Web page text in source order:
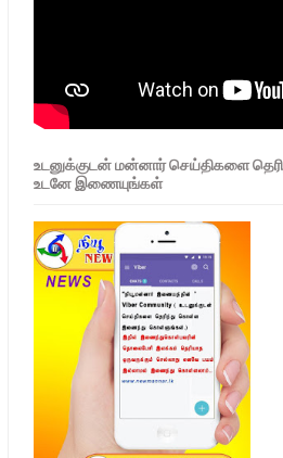
உடனுக்குடன் மன்னார் செய்திகளை
உடனே இணையுங்கள்